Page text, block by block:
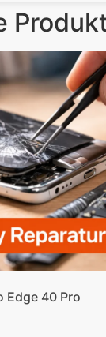
Edge 40 Pro